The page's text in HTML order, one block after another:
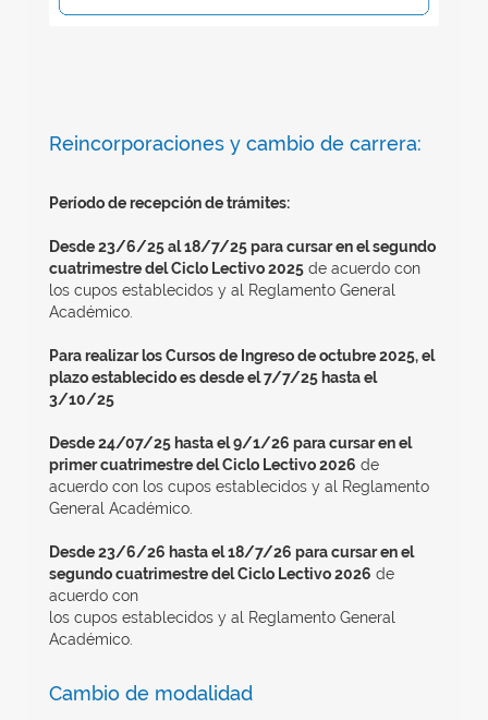
Reincorporaciones y cambio de carrera:
Período de recepción de trámites:
Desde 23/6/25 al 18/7/25 para cursar en el segundo
cuatrimestre del Ciclo Lectivo 2025 de acuerdo con
los cupos establecidos y al Reglamento General
Académico.
Para realizar los Cursos de Ingreso de octubre 2025, el
plazo establecido es desde el 7/7/25 hasta el
3/10/25
Desde 24/07/25 hasta el 9/1/26 para cursar en el
primer cuatrimestre del Ciclo Lectivo 2026 de
acuerdo con los cupos establecidos y al Reglamento
General Académico.
Desde 23/6/26 hasta el 18/7/26 para cursar en el
segundo cuatrimestre del Ciclo Lectivo 2026 de
acuerdo con
los cupos establecidos y al Reglamento General
Académico.
Cambio de modalidad